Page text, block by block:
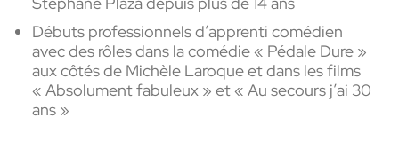
Débuts professionnels d’apprenti comédien
avec des rôles dans la comédie « Pédale Dure »
aux côtés de Michèle Laroque et dans les films
« Absolument fabuleux » et « Au secours j’ai 30
ans »